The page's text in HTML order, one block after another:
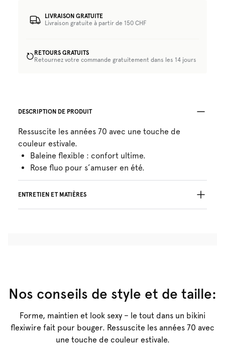
LIVRAISON GRATUITE
Livraison gratuite à partir de 150 CHF
RETOURS GRATUITS
Retournez votre commande gratuitement dans les 14 jours
DESCRIPTION DE PRODUIT
Ressuscite les années 70 avec une touche de
couleur estivale.
Baleine flexible : confort ultime.
Rose fluo pour s’amuser en été.
ENTRETIEN ET MATIÈRES
Polyester:78%, Elasthanne:22%
Nos conseils de style et de taille:
Forme, maintien et look sexy – le tout dans un bikini
flexiwire fait pour bouger. Ressuscite les années 70 avec
une touche de couleur estivale.